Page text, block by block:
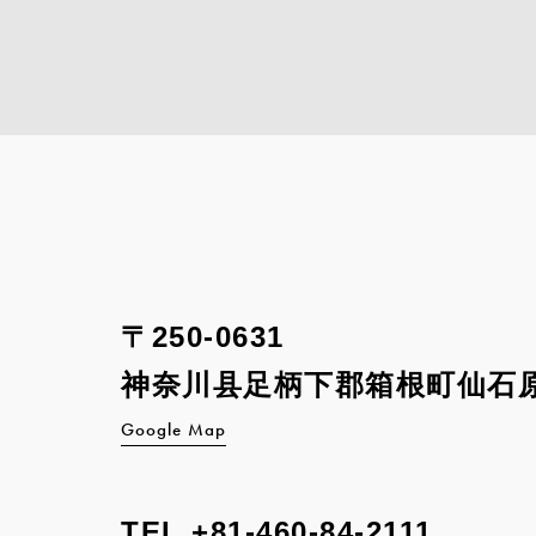
〒250-0631
神奈川县足柄下郡箱根町仙石
Google Map